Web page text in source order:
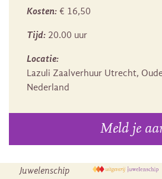
Kosten: € 16,50
Tijd: 20.00 uur
Locatie:
Lazuli Zaalverhuur Utrecht,
Nederland
Meld je
Juwelenschip